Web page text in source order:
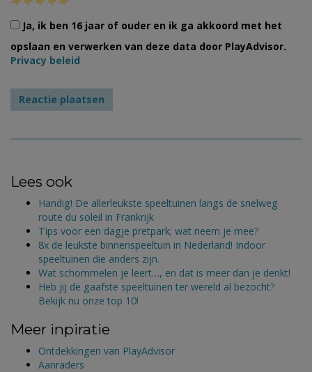
Ja, ik ben 16 jaar of ouder en ik ga akkoord met het
opslaan en verwerken van deze data door PlayAdvisor.
Privacy beleid
Lees ook
Handig! De allerleukste speeltuinen langs de snelweg
route du soleil in Frankrijk
Tips voor een dagje pretpark; wat neem je mee?
8x de leukste binnenspeeltuin in Nederland! Indoor
speeltuinen die anders zijn.
Wat schommelen je leert…, en dat is meer dan je denkt!
Heb jij de gaafste speeltuinen ter wereld al bezocht?
Bekijk nu onze top 10!
Meer inpiratie
Ontdekkingen van PlayAdvisor
Aanraders